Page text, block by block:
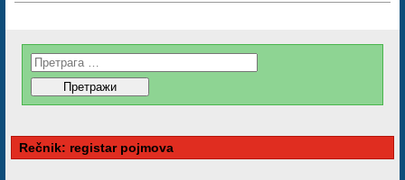
Rečnik: registar pojmova